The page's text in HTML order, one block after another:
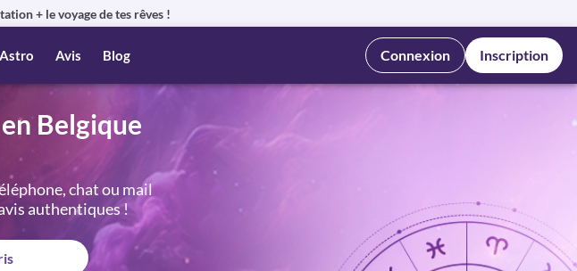
+ le voyage de tes rêves !
Avis Blog Connexion Inscription
Belgique
chat ou mail
authentiques !